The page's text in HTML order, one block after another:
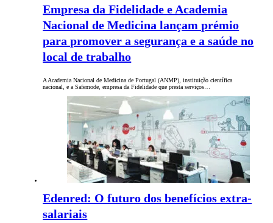
Empresa da Fidelidade e Academia
Nacional de Medicina lançam prémio
para promover a segurança e a saúde no
local de trabalho
A Academia Nacional de Medicina de Portugal (ANMP), instituição científica
nacional, e a Safemode, empresa da Fidelidade que presta serviços…
Edenred: O futuro dos benefícios extra-
salariais